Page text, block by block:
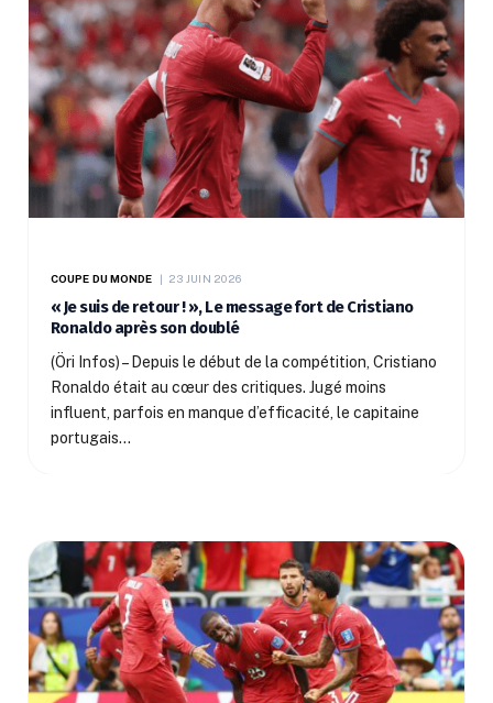
COUPE DU MONDE 23 JUIN 2026
« Je suis de retour ! », Le message fort de Cristiano
Ronaldo après son doublé
(Öri Infos) – Depuis le début de la compétition, Cristiano
Ronaldo était au cœur des critiques. Jugé moins
influent, parfois en manque d’efficacité, le capitaine
portugais…